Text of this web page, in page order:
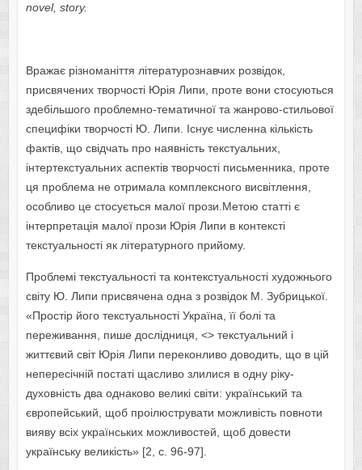
novel, story.
Вражає різноманіття літературознавчих розвідок,
присвячених творчості Юрія Липи, проте вони стосуються
здебільшого проблемно-тематичної та жанрово-стильової
специфіки творчості Ю. Липи. Існує численна кількість
фактів, що свідчать про наявність текстуальних,
інтертекстуальних аспектів творчості письменника, проте
ця проблема не отримала комплексного висвітлення,
особливо це стосується малої прози.Метою статті є
інтерпретація малої прози Юрія Липи в контексті
текстуальності як літературного прийому.
Проблемі текстуальності та контекстуальності художнього
світу Ю. Липи присвячена одна з розвідок М. Зубрицької.
«Простір його текстуальності Україна, її болі та
переживання, пише дослідниця, <> текстуальний і
життєвий світ Юрія Липи переконливо доводить, що в цій
непересічній постаті щасливо злилися в одну ріку-
духовність два однаково великі світи: український та
європейський, щоб проілюструвати можливість повноти
вияву всіх українських можливостей, щоб довести
українську великість» [2, с. 96-97].